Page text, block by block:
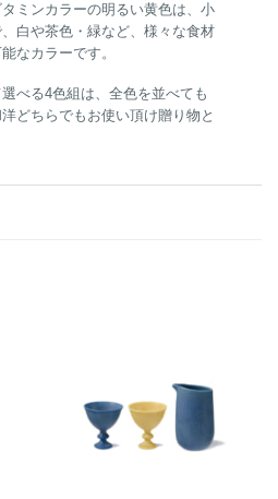
ミンカラーの明るい黄色は、小
白や茶色・緑など、様々な食材
なカラーです。
べる4色組は、全色を並べても
どちらでもお使い頂け贈り物と